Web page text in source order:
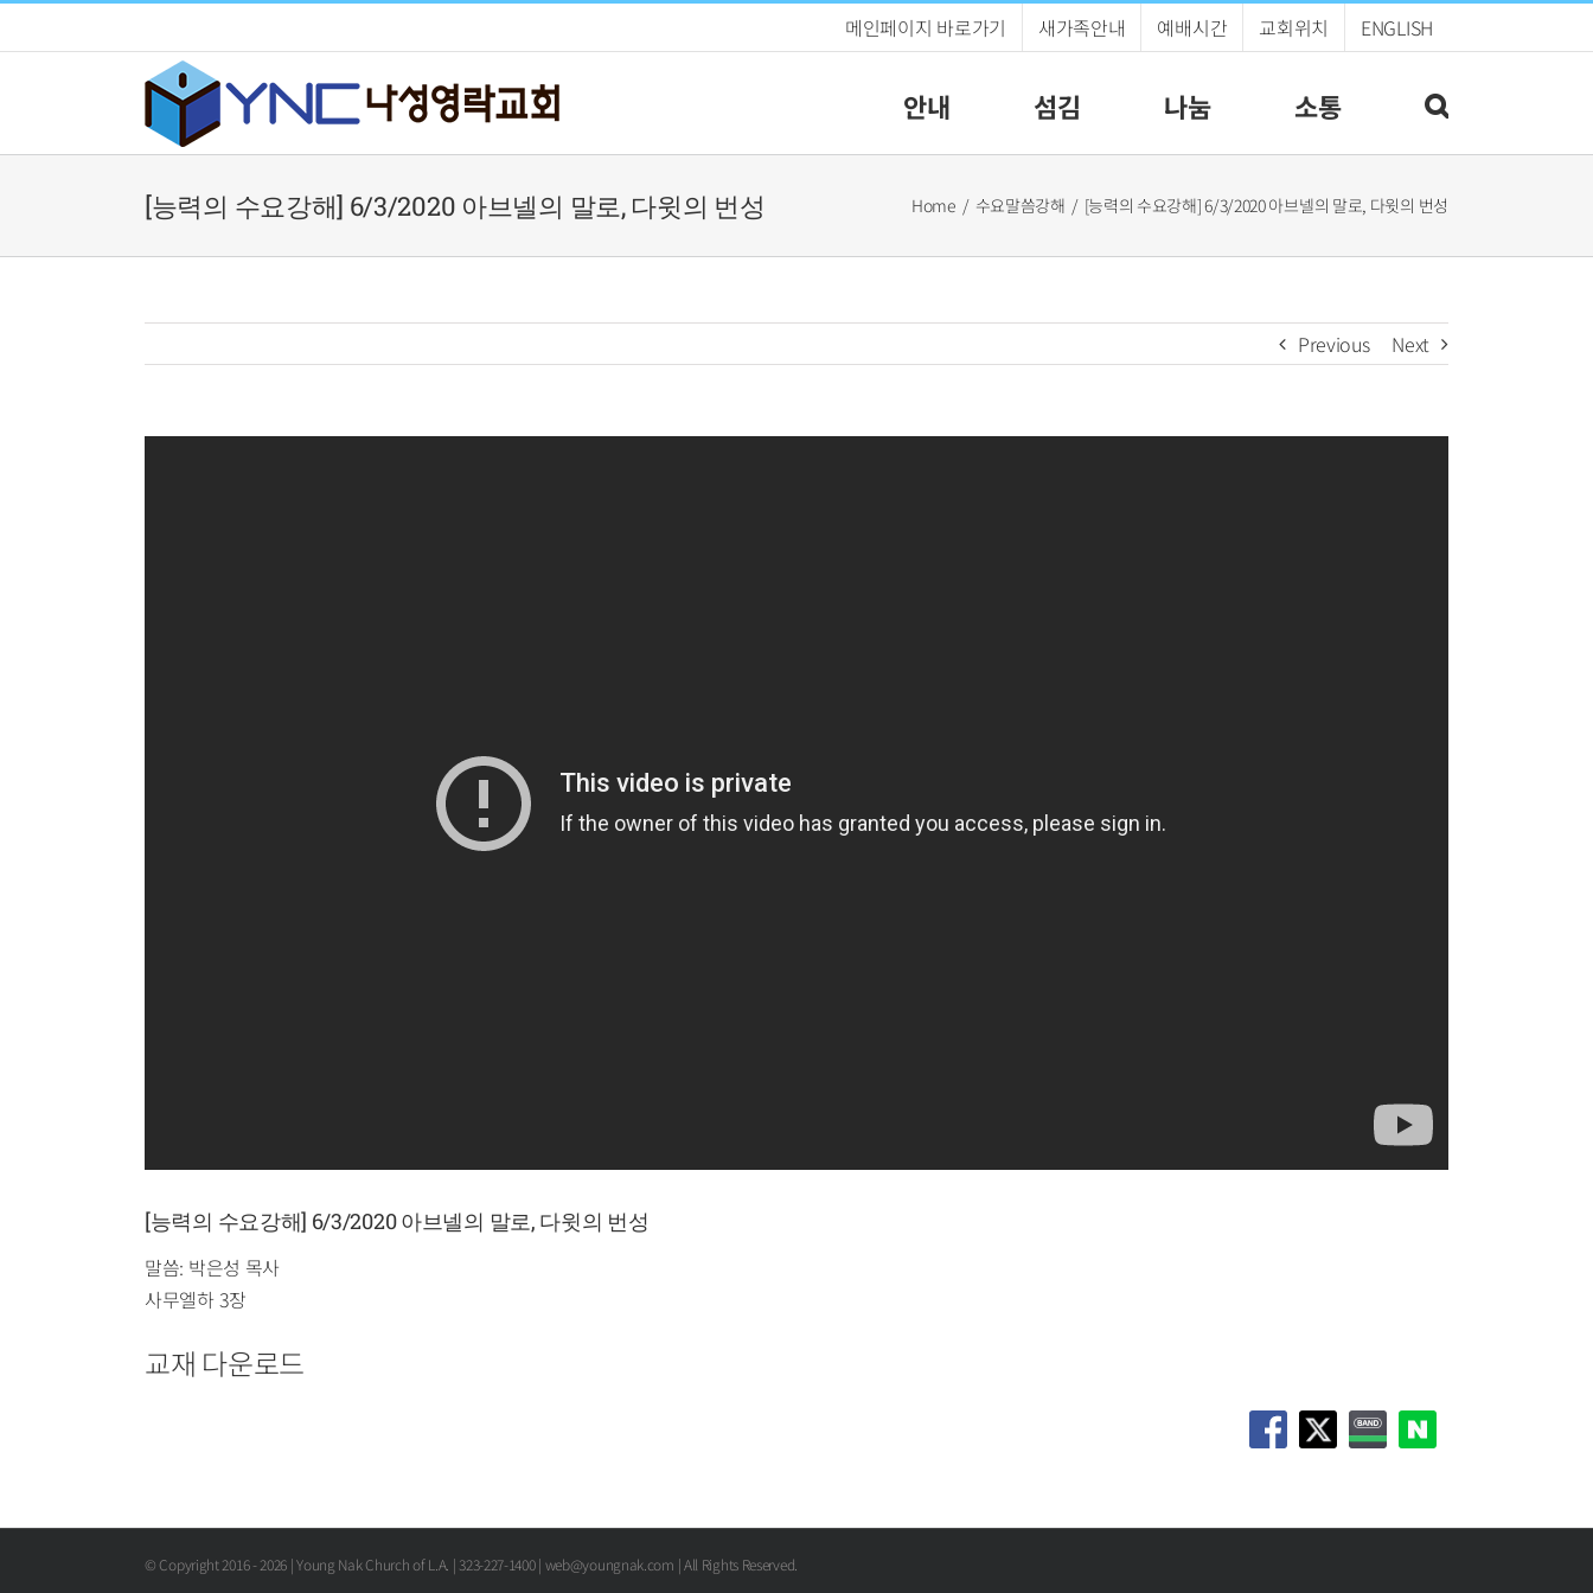
to
메인페이지 바로가기 새가족안내 예배시간 교회위치 ENGLISH
안내 섬김 나눔 소통
[능력의 수요강해] 6/3/2020 아브넬의 말로, 다윗의 번성 Home 수요말씀강해 [능력의 수요강해] 6/3/2020 아브넬의 말로, 다윗의 번성
Previous Next
[능력의 수요강해] 6/3/2020 아브넬의 말로, 다윗의 번성
말씀: 박은성 목사
사무엘하 3장
교재 다운로드
© Copyright 2016 -2026 | Young Nak Church of L.A. | 323-227-1400 | web@youngnak.com | All Rights Reserved.